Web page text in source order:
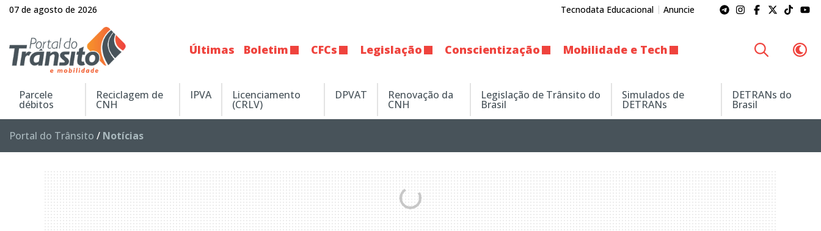
07 de agosto de 2026 Tecnodata Educacional Anuncie
Últimas Boletim CFCs Legislação Conscientização Mobilidade e Tech
Parcele
débitos
Reciclagem de
CNH
IPVA Licenciamento
(CRLV)
DPVAT Renovação da
CNH
Legislação de Trânsito do
Brasil
Simulados de
DETRANs
DETRANs do
Brasil
Portal do Trânsito / Notícias